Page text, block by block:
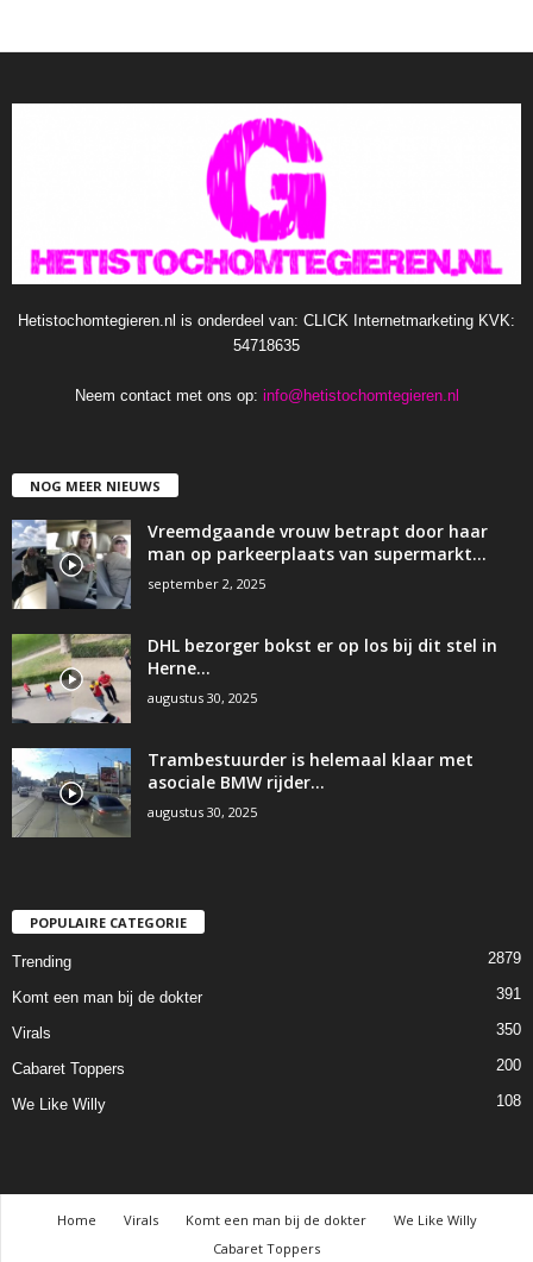
Hetistochomtegieren.nl is onderdeel van: CLICK Internetmarketing KVK:
54718635
Neem contact met ons op: info@hetistochomtegieren.nl
NOG MEER NIEUWS
Vreemdgaande vrouw betrapt door haar
man op parkeerplaats van supermarkt…
september 2, 2025
DHL bezorger bokst er op los bij dit stel in
Herne…
augustus 30, 2025
Trambestuurder is helemaal klaar met
asociale BMW rijder…
augustus 30, 2025
POPULAIRE CATEGORIE
Trending 2879
Komt een man bij de dokter 391
Virals 350
Cabaret Toppers 200
We Like Willy 108
Home Virals Komt een man bij de dokter
We Like Willy
Cabaret Toppers